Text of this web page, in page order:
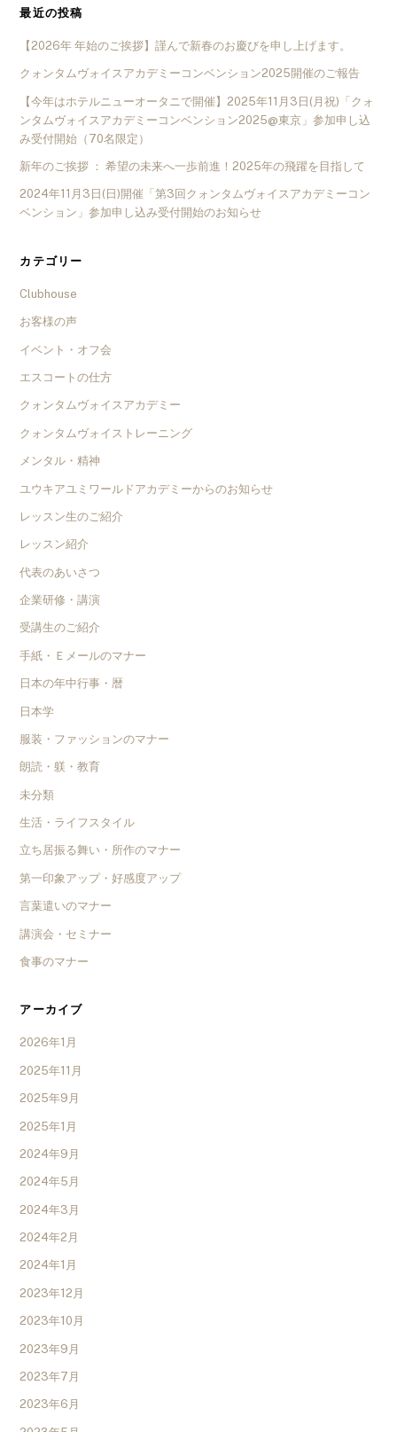
最近の投稿
【2026年 年始のご挨拶】謹んで新春のお慶びを申し上げます。
クォンタムヴォイスアカデミーコンベンション2025開催のご報告
【今年はホテルニューオータニで開催】2025年11月3日(月祝)「クォ
ンタムヴォイスアカデミーコンベンション2025@東京」参加申し込
み受付開始（70名限定）
新年のご挨拶 ： 希望の未来へ一歩前進！2025年の飛躍を目指して
2024年11月3日(日)開催「第3回クォンタムヴォイスアカデミーコン
ベンション」参加申し込み受付開始のお知らせ
カテゴリー
Clubhouse
お客様の声
イベント・オフ会
エスコートの仕方
クォンタムヴォイスアカデミー
クォンタムヴォイストレーニング
メンタル・精神
ユウキアユミワールドアカデミーからのお知らせ
レッスン生のご紹介
レッスン紹介
代表のあいさつ
企業研修・講演
受講生のご紹介
手紙・Ｅメールのマナー
日本の年中行事・暦
日本学
服装・ファッションのマナー
朗読・躾・教育
未分類
生活・ライフスタイル
立ち居振る舞い・所作のマナー
第一印象アップ・好感度アップ
言葉遣いのマナー
講演会・セミナー
食事のマナー
アーカイブ
2026年1月
2025年11月
2025年9月
2025年1月
2024年9月
2024年5月
2024年3月
2024年2月
2024年1月
2023年12月
2023年10月
2023年9月
2023年7月
2023年6月